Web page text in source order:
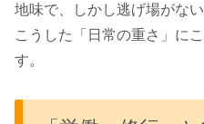
地味で、しかし逃げ場がな
こうした「日常の重さ」に
す。